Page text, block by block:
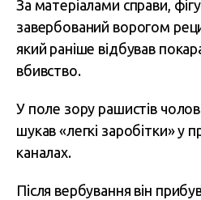
За матеріалами справи,
завербований ворогом
який раніше відбував
вбивство.
У поле зору рашистів
шукав «легкі заробітки» у
каналах.
Після вербування він